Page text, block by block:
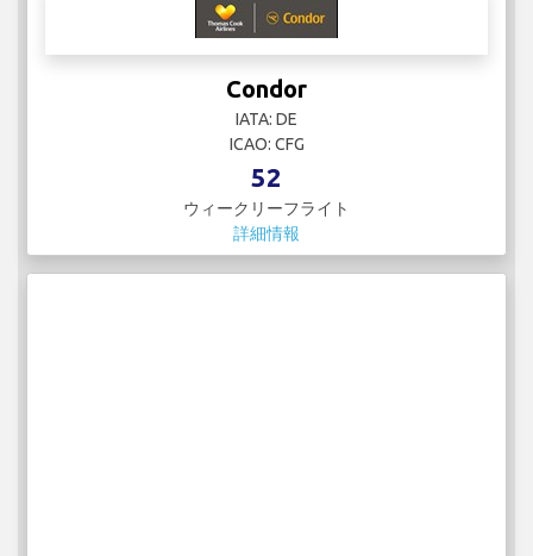
Condor
IATA: DE
ICAO: CFG
52
ウィークリーフライト
詳細情報